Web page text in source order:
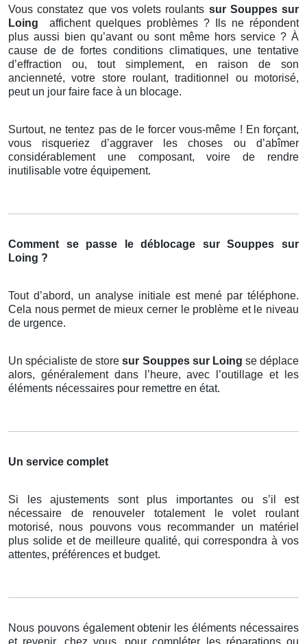
Vous constatez que vos volets roulants sur Souppes sur
Loing
affichent quelques problèmes ? Ils ne répondent
plus aussi bien qu’avant ou sont même hors service ? À
cause de de fortes conditions climatiques, une tentative
d’effraction ou, tout simplement, en raison de son
ancienneté, votre store roulant, traditionnel ou motorisé,
peut un jour faire face à un blocage.
Surtout, ne tentez pas de le forcer vous-même ! En forçant,
vous risqueriez d’aggraver les choses ou d’abîmer
considérablement une composant, voire de rendre
inutilisable votre équipement.
Comment se passe le déblocage sur Souppes sur
Loing ?
Tout d’abord, un analyse initiale est mené par téléphone.
Cela nous permet de mieux cerner le problème et le niveau
de urgence.
Un spécialiste de storesur Souppes sur Loing se déplace
alors, généralement dans l’heure, avec l’outillage et les
éléments nécessaires pour remettre en état.
Un service complet
Si les ajustements sont plus importantes ou s’il est
nécessaire de renouveler totalement le volet roulant
motorisé, nous pouvons vous recommander un matériel
plus solide et de meilleure qualité, qui correspondra à vos
attentes, préférences et budget.
Nous pouvons également obtenir les éléments nécessaires